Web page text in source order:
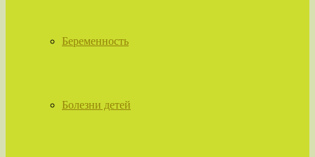
Беременность
Болезни детей